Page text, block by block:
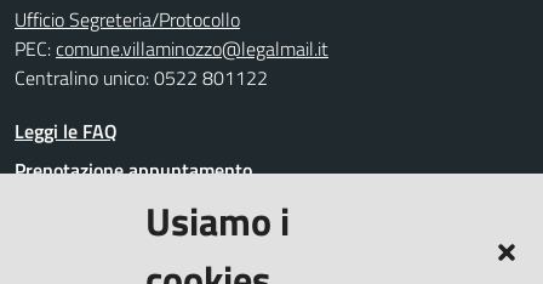
Usiamo i
Ufficio Segreteria/Protocollo
PEC:comune.villaminozzo@legalmail.it
Centralino unico: 0522 801122
Leggi le FAQ
Prenotazione appuntamento
Segnalazione disservizio